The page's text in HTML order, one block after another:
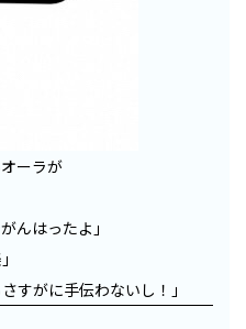
ーラが
んはったよ」
すがに手伝わないし！」